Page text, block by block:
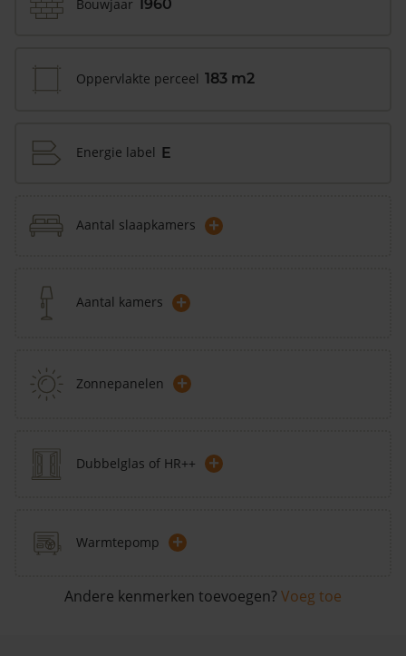
Bouwjaar 1960
Oppervlakte perceel 183 m2
Energie label E
Aantal slaapkamers +
Aantal kamers +
Zonnepanelen +
Dubbelglas of HR++ +
Warmtepomp +
Andere kenmerken toevoegen? Voeg toe